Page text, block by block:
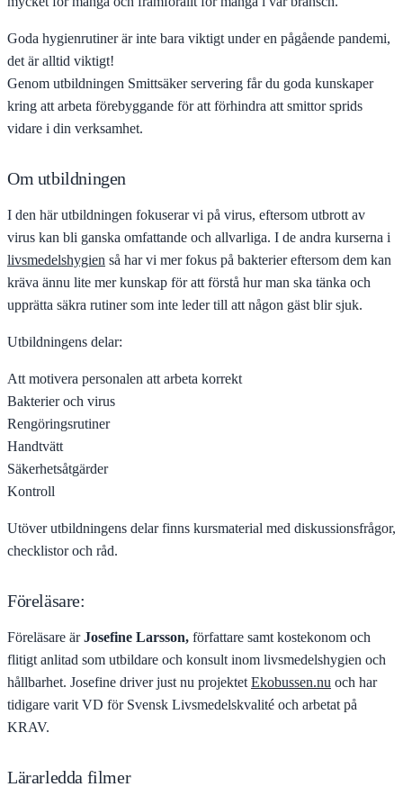
Goda hygienrutiner är inte bara viktigt under en pågående pandemi,
det är alltid viktigt!
Genom utbildningen Smittsäker servering får du goda kunskaper
kring att arbeta förebyggande för att förhindra att smittor sprids
vidare i din verksamhet.
Om utbildningen
I den här utbildningen fokuserar vi på virus, eftersom utbrott av
virus kan bli ganska omfattande och allvarliga. I de andra kurserna i
livsmedelshygien så har vi mer fokus på bakterier eftersom dem kan
kräva ännu lite mer kunskap för att förstå hur man ska tänka och
upprätta säkra rutiner som inte leder till att någon gäst blir sjuk.
Utbildningens delar:
Att motivera personalen att arbeta korrekt
Bakterier och virus
Rengöringsrutiner
Handtvätt
Säkerhetsåtgärder
Kontroll
Utöver utbildningens delar finns kursmaterial med diskussionsfrågor,
checklistor och råd.
Föreläsare:
Föreläsare ärJosefine Larsson, författare samt kostekonom och
flitigt anlitad som utbildare och konsult inom livsmedelshygien och
hållbarhet. Josefine driver just nu projektet Ekobussen.nu och har
tidigare varit VD för Svensk Livsmedelskvalité och arbetat på
KRAV.
Lärarledda filmer